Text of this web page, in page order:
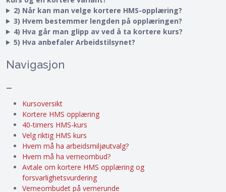
2) Når kan man velge kortere HMS-opplæring?
3) Hvem bestemmer lengden på opplæringen?
4) Hva går man glipp av ved å ta kortere kurs?
5) Hva anbefaler Arbeidstilsynet?
Navigasjon
–
Kursoversikt
Kortere HMS opplæring
40-timers HMS-kurs
Velg riktig HMS kurs
Hvem må ha arbeidsmiljøutvalg?
Hvem må ha verneombud?
Avtale om kortere HMS opplæring og
forsvarlighetsvurdering
Verneombudet på vernerunde